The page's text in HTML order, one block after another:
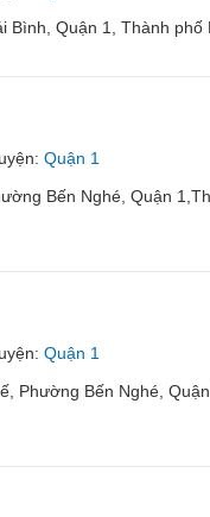
Bình, Quận 1, Thành phố
Quận 1
Bến Nghé, Quận
Quận 1
Phường Bến Nghé,